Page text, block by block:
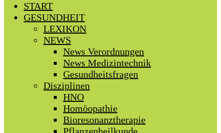
START
GESUNDHEIT
LEXIKON
NEWS
News Verordnungen
News Medizintechnik
Gesundheitsfragen
Disziplinen
HNO
Homöopathie
Bioresonanztherapie